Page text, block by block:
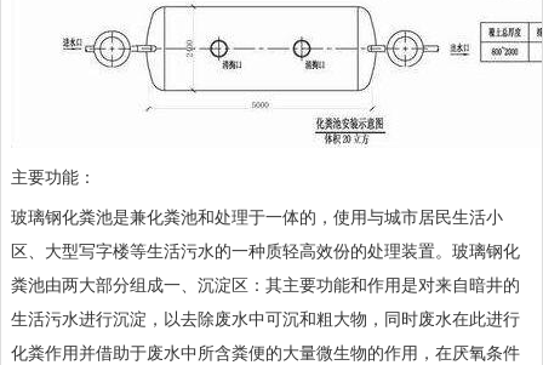
主要功能：
玻璃钢化粪池是兼化粪池和处理于一体的，使用与城市居民生活小
区、大型写字楼等生活污水的一种质轻高效份的处理装置。玻璃钢化
粪池由两大部分组成一、沉淀区：其主要功能和作用是对来自暗井的
生活污水进行沉淀，以去除废水中可沉和粗大物，同时废水在此进行
化粪作用并借助于废水中所含粪便的大量微生物的作用，在厌氧条件